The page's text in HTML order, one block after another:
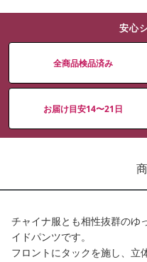
安心
全商品検品済み
お届け目安14〜21日
チャイナ服とも相性抜群のゆ
イドパンツです。
フロントにタックを施し、立